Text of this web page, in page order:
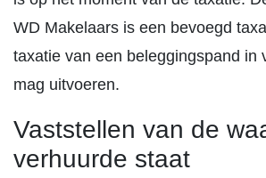
WD Makelaars is een bevoegd
taxatie van een beleggingspand in
mag uitvoeren.
Vaststellen van de
verhuurde staat